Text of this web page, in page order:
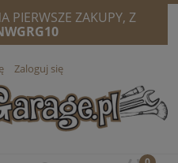
PIERWSZE ZAKUPY, Z
Zaloguj się